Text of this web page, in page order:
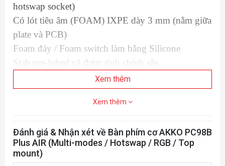
hotswap socket)
Có lót tiêu âm (FOAM) IXPE dày 3 mm (nằm giữa
plate và PCB)
Foam đáy / Foam switch làm bằng Silicone
Stab pre-lubed và được tinh chỉnh sẵn
Kích thước: 382x134x40 mm | Trọng lượng ~
1.2kg
Keycap: PBT Double-Shot, OSA profile dành
Loại switch: AKKO CS Switch (AIR)
Hỗ trợ NKRO / Multimedia / Macro / Khóa phím
Windows – Tương thích phần mềm riêng (app)
Xem thêm
Xem thêm
Đánh giá & Nhận xét về Bàn phím cơ AKKO PC98B
Plus AIR (Multi-modes / Hotswap / RGB / Top
mount)